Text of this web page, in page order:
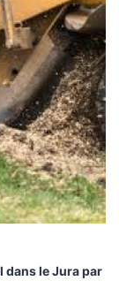
dans le Jura par